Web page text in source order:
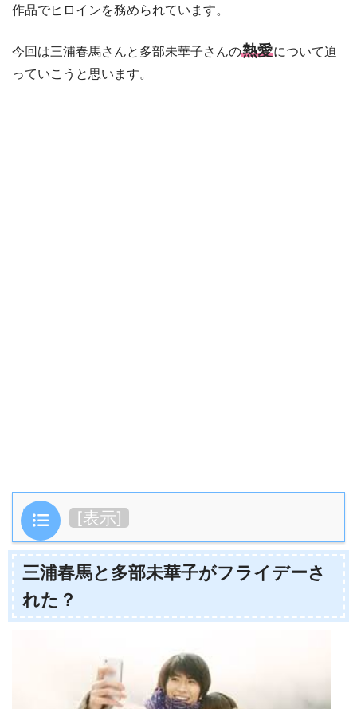
作品でヒロインを務められています。
今回は三浦春馬さんと多部未華子さんの熱愛について迫
っていこうと思います。
目次 [表示]
三浦春馬と多部未華子がフライデーさ
れた？